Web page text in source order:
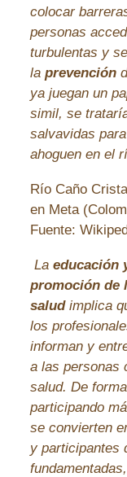
colocar
personas
turbulentas y
la prevención
ya juegan un
simil, se
salvavidas
ahoguen en el
Río Caño
en Meta
Fuente:
La educación
promoción de
saludimplica
los
informan y
a las personas
salud. De
participando
se convierten
y participantes